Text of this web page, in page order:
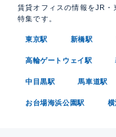
賃貸オフィスの情報をJR・
特集です。
東京駅 新橋駅
高輪ゲートウェイ駅
中目黒駅 馬車道駅
お台場海浜公園駅